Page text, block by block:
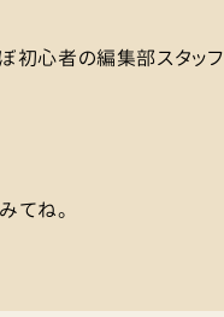
初心者の編集部スタッフ
てね。